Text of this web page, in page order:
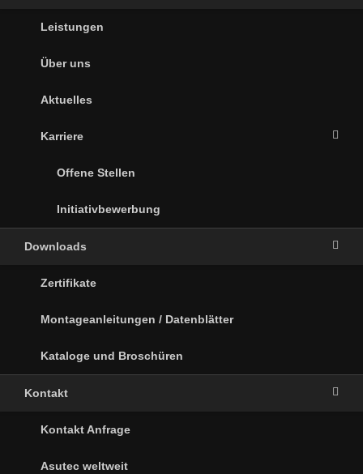
Leistungen
Über uns
Aktuelles
Karriere
Offene Stellen
Initiativbewerbung
Downloads
Zertifikate
Montageanleitungen / Datenblätter
Kataloge und Broschüren
Kontakt
Kontakt Anfrage
Asutec weltweit